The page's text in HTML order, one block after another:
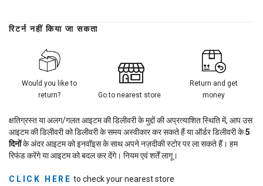
रिटर्न नहीं किया जा सकता
Would you like to
return?
Go to nearest store
Return and get
money
क्षतिग्रस्त या अलग/गलत आइटम की डिलीवरी के मुद्दों की अप्रत्याशित स्थिति में, आप उस
आइटम की डिलीवरी को डिलीवरी के समय अस्वीकार कर सकते हैं या ऑर्डर डिलीवरी के5
दिनोंके अंदर आइटम को इनवॉइस के साथ अपने नज़दीकी स्टोर पर ला सकते हैं। हम
रिफंड करेंगे या आइटम को बदल कर देंगे। नियम एवं शर्तें लागू।
CLICK HERE to check your nearest store